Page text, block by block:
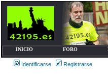
INICIO FORO
Identificarse Registrarse